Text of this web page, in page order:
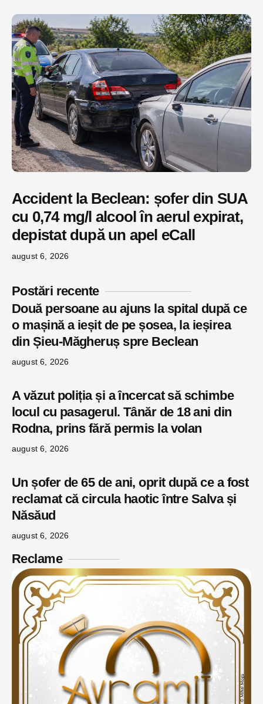
Accident la Beclean: șofer din SUA
cu 0,74 mg/l alcool în aerul expirat,
depistat după un apel eCall
august 6, 2026
Postări recente
Două persoane au ajuns la spital după ce
o mașină a ieșit de pe șosea, la ieșirea
din Șieu-Măgheruș spre Beclean
august 6, 2026
A văzut poliția și a încercat să schimbe
locul cu pasagerul. Tânăr de 18 ani din
Rodna, prins fără permis la volan
august 6, 2026
Un șofer de 65 de ani, oprit după ce a fost
reclamat că circula haotic între Salva și
Năsăud
august 6, 2026
Reclame